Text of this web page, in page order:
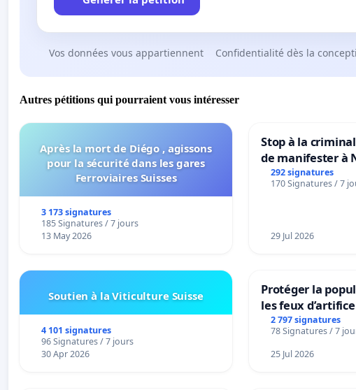
Vos données vous appartiennent Confidentialité dès la
Autres pétitions qui pourraient vous intéresser
Après la mort de Diégo , agissons
pour la sécurité dans les gares
Ferroviaires Suisses
3 173 signatures
185 Signatures / 7 jours
13 May 2026
Stop à la
de manifester à
292 signatures
170 Signatures / 7
29 Jul 2026
Soutien à la Viticulture Suisse
4 101 signatures
96 Signatures / 7 jours
30 Apr 2026
Protéger la
les feux
2 797 signatures
78 Signatures / 7
25 Jul 2026